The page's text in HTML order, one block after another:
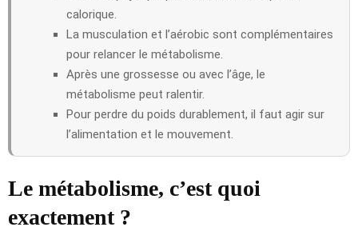
calorique.
La musculation et l’aérobic sont complémentaires
pour relancer le métabolisme.
Après une grossesse ou avec l’âge, le
métabolisme peut ralentir.
Pour perdre du poids durablement, il faut agir sur
l’alimentation et le mouvement.
Le métabolisme, c’est quoi
exactement ?